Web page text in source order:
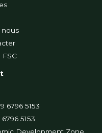
nous
FSC
6796 5153
5153